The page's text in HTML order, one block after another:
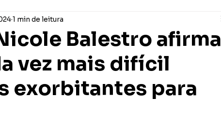
Balestro afirma
vez mais difícil
exorbitantes para
1 min de leitura